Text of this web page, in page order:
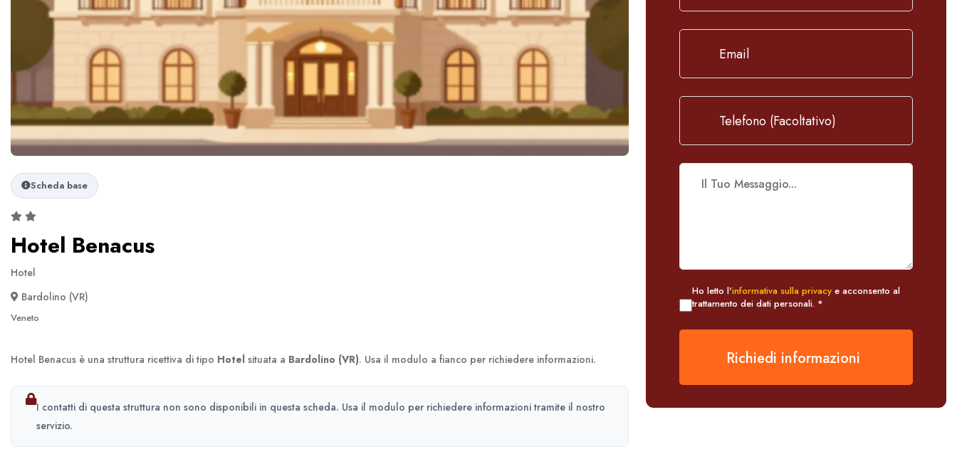
Scheda base
Hotel Benacus
Hotel
Bardolino (VR)
Veneto
Hotel Benacus è una struttura ricettiva di tipo Hotel situata a Bardolino (VR). Usa il modulo a fianco per richiedere informazioni.
I contatti di questa struttura non sono disponibili in questa scheda. Usa il modulo per richiedere informazioni tramite il nostro
servizio.
Ho letto l'informativa sulla privacy e acconsento al
trattamento dei dati personali. *
Richiedi informazioni